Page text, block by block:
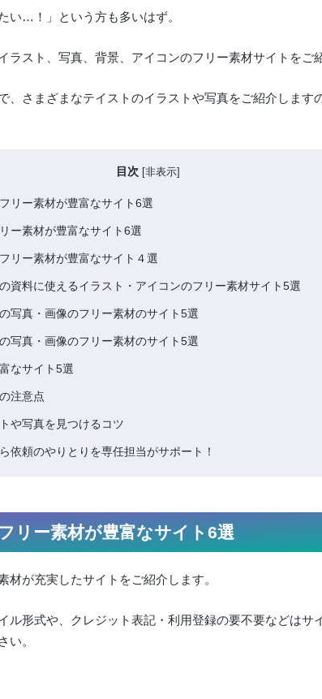
い…！」という方も多いはず。
ラスト、写真、背景、アイコンのフリー素材サイトをご
、さまざまなテイストのイラストや写真をご紹介します
目次 [非表示]
リー素材が豊富なサイト6選
ー素材が豊富なサイト6選
リー素材が豊富なサイト４選
資料に使えるイラスト・アイコンのフリー素材サイト5選
写真・画像のフリー素材のサイト5選
写真・画像のフリー素材のサイト5選
なサイト5選
注意点
や写真を見つけるコツ
依頼のやりとりを専任担当がサポート！
リー素材が豊富なサイト6選
材が充実したサイトをご紹介します。
ル形式や、クレジット表記・利用登録の要不要などはサ
い。